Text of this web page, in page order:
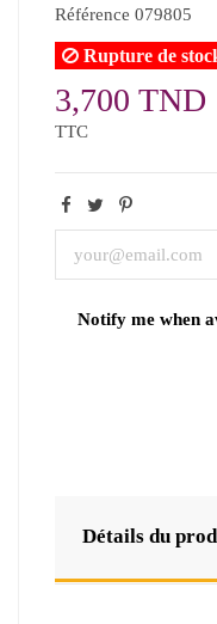
Référence 079805
Rupture de
3,700 TND
TTC
Détails du